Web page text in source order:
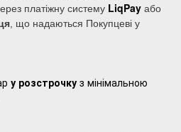
платіжну систему LiqPay або
, що надаються Покупцеві у
у розстрочку з мінімальною